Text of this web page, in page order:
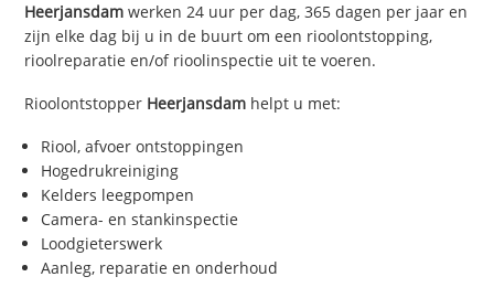
Heerjansdam werken 24 uur per dag, 365 dagen per jaar en
zijn elke dag bij u in de buurt om een rioolontstopping,
rioolreparatie en/of rioolinspectie uit te voeren.
Rioolontstopper Heerjansdam helpt u met:
Riool, afvoer ontstoppingen
Hogedrukreiniging
Kelders leegpompen
Camera- en stankinspectie
Loodgieterswerk
Aanleg, reparatie en onderhoud